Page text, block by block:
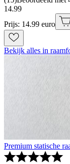
14.99
Prijs: 14.99 euro
Bekijk alles in
Premium statische